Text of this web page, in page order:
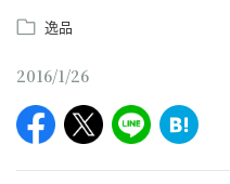
逸品
2016/1/26